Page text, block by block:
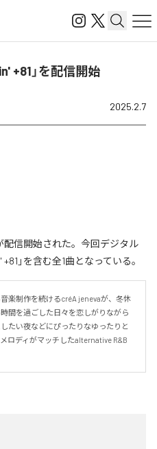
+81」を配信開始
2025.2.7
配信開始された。今回デジタル
」を含む全1曲となっている。
楽制作を続けるcréA jenevaが、冬休
間を過ごした日々を恋しがりながら
たい夜などにぴったりなゆったりと
ロディがマッチしたalternative R&B